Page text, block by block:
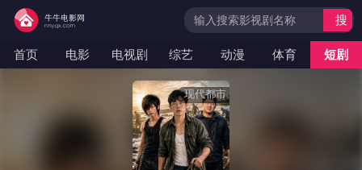
首页 电影 电视剧 综艺 动漫 体育 短剧
搜
索
现代都市